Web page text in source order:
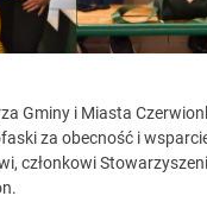
Gminy i Miasta
za obecność i
członkowi